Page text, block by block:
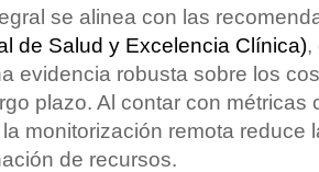
se alinea con las
de Salud y Excelencia Clínica),
evidencia robusta sobre los
plazo. Al contar con métricas
monitorización remota reduce
de recursos.